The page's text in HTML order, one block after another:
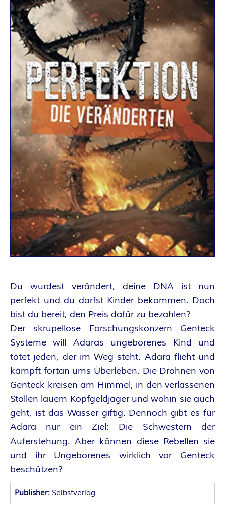
R
K
E
L
–
D
E
R
F
A
N
T
A
S
Y
A
U
T
O
R
:
Du wurdest verändert, deine DNA ist nun
perfekt und du darfst Kinder bekommen. Doch
bist du bereit, den Preis dafür zu bezahlen?
Der skrupellose Forschungskonzern Genteck
Systeme will Adaras ungeborenes Kind und
tötet jeden, der im Weg steht. Adara flieht und
kämpft fortan ums Überleben. Die Drohnen von
Genteck kreisen am Himmel, in den verlassenen
Stollen lauern Kopfgeldjäger und wohin sie auch
geht, ist das Wasser giftig. Dennoch gibt es für
Adara nur ein Ziel: Die Schwestern der
Auferstehung. Aber können diese Rebellen sie
und ihr Ungeborenes wirklich vor Genteck
beschützen?
Publisher: Selbstverlag